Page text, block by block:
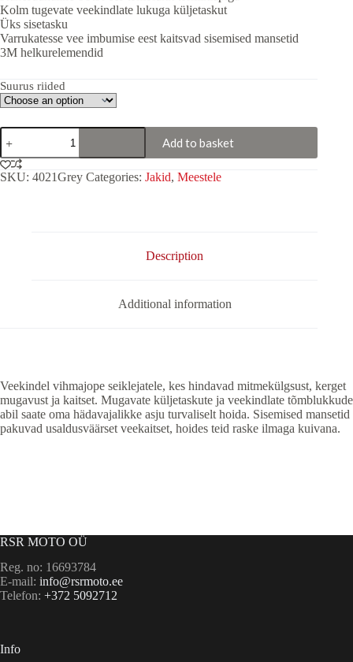
Kolm tugevate veekindlate lukuga küljetaskut
Üks sisetasku
Varrukatesse vee imbumise eest kaitsvad sisemised mansetid
3M helkurelemendid
Suurus riided
Jope
"GreenWood"
Hall
quantity
Add to basket
SKU: 4021Grey Categories: Jakid, Meestele
Description
Additional information
Veekindel vihmajope seiklejatele, kes hindavad mitmekülgsust, kerget
mugavust ja kaitset. Mugavate küljetaskute ja veekindlate tõmblukkude
abil saate oma hädavajalikke asju turvaliselt hoida. Sisemised mansetid
pakuvad usaldusväärset veekaitset, hoides teid raske ilmaga kuivana.
RSR MOTO OÜ
Reg. no: 16693784
E-mail: info@rsrmoto.ee
Telefon: +372 5092712
Info